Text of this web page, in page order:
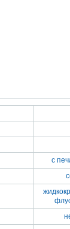
цене производителя!
пищевых
санитарно-
и
Растворосмеситель
с